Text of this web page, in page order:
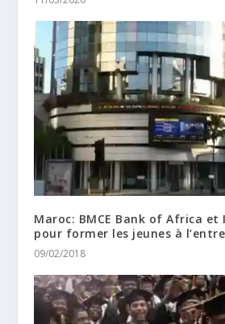
Maroc: BMCE Bank of Africa et
pour former les jeunes à
09/02/2018